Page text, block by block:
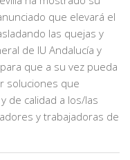
que elevará el
las quejas y
de IU Andalucía y
que a su vez pueda
soluciones que
de calidad a los/las
y trabajadoras de